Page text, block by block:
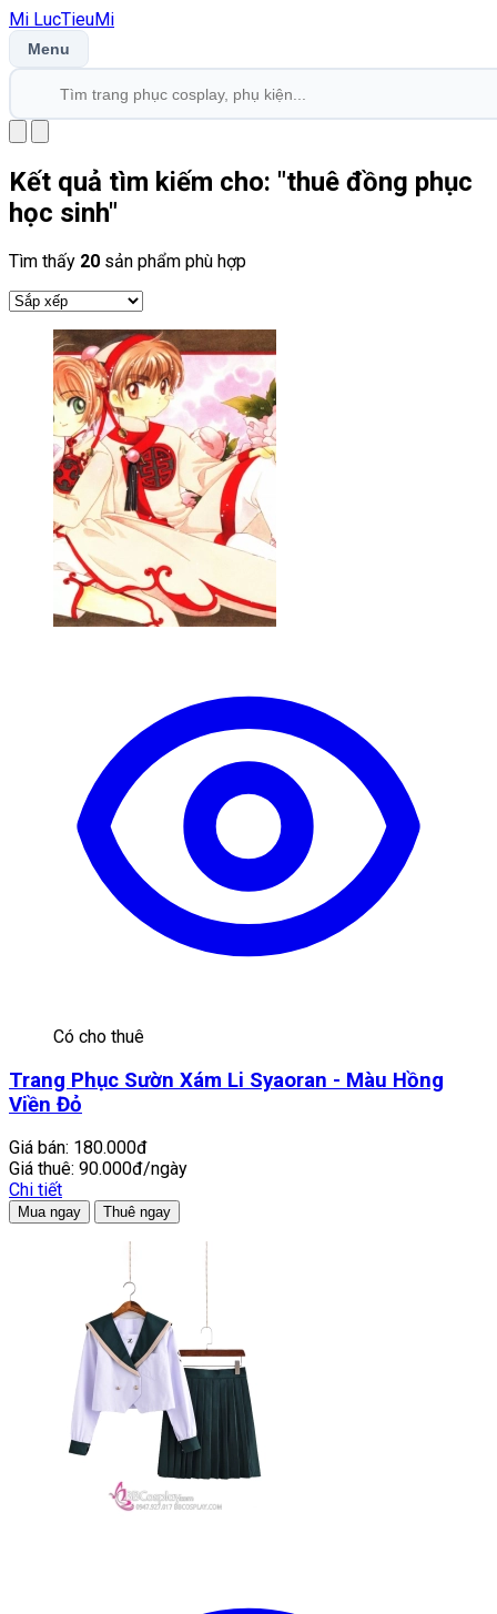
Mi LucTieuMi
Menu
Kết quả tìm kiếm cho: "thuê đồng phục
học sinh"
Tìm thấy 20 sản phẩm phù hợp
Có cho thuê
Trang Phục Sườn Xám Li Syaoran - Màu Hồng
Viền Đỏ
Giá bán: 180.000đ
Giá thuê: 90.000đ/ngày
Chi tiết
Mua ngay Thuê ngay